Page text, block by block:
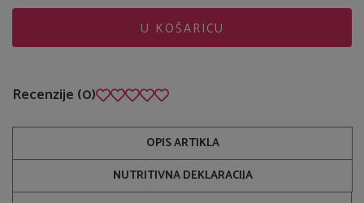
U KOŠARICU
Recenzije (0)
OPIS ARTIKLA
NUTRITIVNA DEKLARACIJA